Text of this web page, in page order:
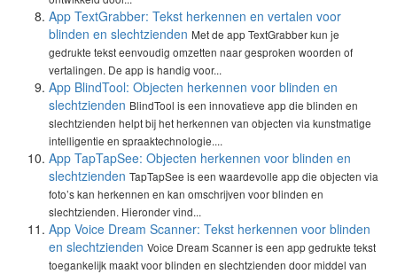
App TextGrabber: Tekst herkennen en vertalen voor
blinden en slechtzienden Met de app TextGrabber kun je
gedrukte tekst eenvoudig omzetten naar gesproken woorden of
vertalingen. De app is handig voor...
App BlindTool: Objecten herkennen voor blinden en
slechtzienden BlindTool is een innovatieve app die blinden en
slechtzienden helpt bij het herkennen van objecten via kunstmatige
intelligentie en spraaktechnologie....
App TapTapSee: Objecten herkennen voor blinden en
slechtzienden TapTapSee is een waardevolle app die objecten via
foto’s kan herkennen en kan omschrijven voor blinden en
slechtzienden. Hieronder vind...
App Voice Dream Scanner: Tekst herkennen voor blinden
en slechtzienden Voice Dream Scanner is een app gedrukte tekst
toegankelijk maakt voor blinden en slechtzienden door middel van